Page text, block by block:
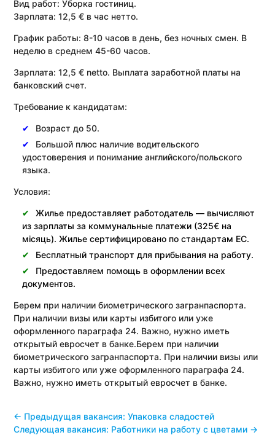
Вид работ: Уборка гостиниц.
Зарплата: 12,5 € в час нетто.
График работы: 8-10 часов в день, без ночных смен. В
неделю в среднем 45-60 часов.
Зарплата: 12,5 € netto. Выплата заработной платы на
банковский счет.
Требование к кандидатам:
Возраст до 50.
Большой плюс наличие водительского
удостоверения и понимание английского/польского
языка.
Условия:
Жилье предоставляет работодатель — вычисляют
из зарплаты за коммунальные платежи (325€ на
місяць). Жилье сертифицировано по стандартам ЕС.
Бесплатный транспорт для прибывания на работу.
Предоставляем помощь в оформлении всех
документов.
Берем при наличии биометрического загранпаспорта.
При наличии визы или карты избитого или уже
оформленного параграфа 24. Важно, нужно иметь
открытый евросчет в банке.Берем при наличии
биометрического загранпаспорта. При наличии визы или
карты избитого или уже оформленного параграфа 24.
Важно, нужно иметь открытый евросчет в банке.
<- Предыдущая вакансия: Упаковка сладостей
Следующая вакансия: Работники на работу с цветами ->